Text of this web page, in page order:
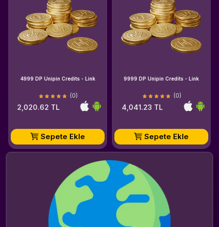
4999 DP Unipin Credits - Link
(0)
2,020.62 TL
Sepete Ekle
9999 DP Unipin Credits - Link
(0)
4,041.23 TL
Sepete Ekle